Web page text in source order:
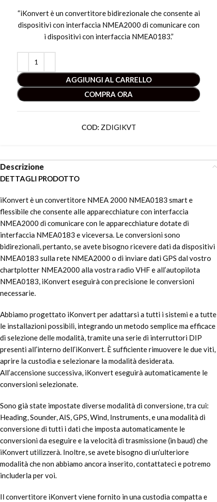
“iKonvert è un convertitore bidirezionale che consente ai
dispositivi con interfaccia NMEA2000 di comunicare con
i dispositivi con interfaccia NMEA0183.”
AGGIUNGI AL CARRELLO
COMPRA ORA
COD: ZDIGIKVT
Descrizione
DETTAGLI PRODOTTO
iKonvert è un convertitore NMEA 2000 NMEA0183 smart e
flessibile che consente alle apparecchiature con interfaccia
NMEA2000 di comunicare con le apparecchiature dotate di
interfaccia NMEA0183 e viceversa. Le conversioni sono
bidirezionali, pertanto, se avete bisogno ricevere dati da dispositivi
NMEA0183 sulla rete NMEA2000 o di inviare dati GPS dal vostro
chartplotter NMEA2000 alla vostra radio VHF e all’autopilota
NMEA0183, iKonvert eseguirà con precisione le conversioni
necessarie.
Abbiamo progettato iKonvert per adattarsi a tutti i sistemi e a tutte
le installazioni possibili, integrando un metodo semplice ma efficace
di selezione delle modalità, tramite una serie di interruttori DIP
presenti all’interno dell’iKonvert. È sufficiente rimuovere le due viti,
aprire la custodia e selezionare la modalità desiderata.
All’accensione successiva, iKonvert eseguirà automaticamente le
conversioni selezionate.
Sono già state impostate diverse modalità di conversione, tra cui:
Heading, Sounder, AIS, GPS, Wind, Instruments, e una modalità di
conversione di tutti i dati che imposta automaticamente le
conversioni da eseguire e la velocità di trasmissione (in baud) che
iKonvert utilizzerà. Inoltre, se avete bisogno di un’ulteriore
modalità che non abbiamo ancora inserito, contattateci e potremo
includerla per voi.
Il convertitore iKonvert viene fornito in una custodia compatta e